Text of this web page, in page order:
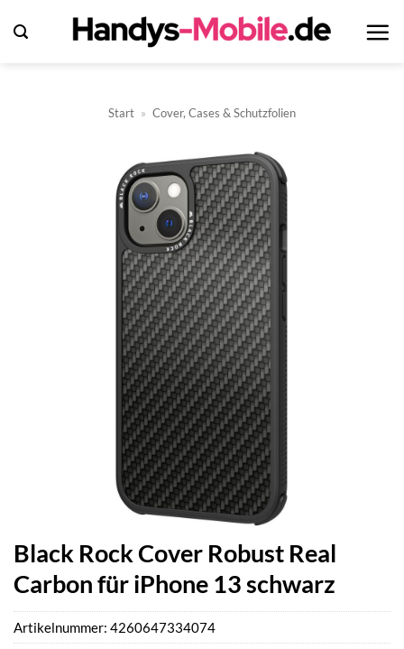
Inhalt
Start » Cover, Cases & Schutzfolien
Black Rock Cover Robust Real
Carbon für iPhone 13 schwarz
Artikelnummer: 4260647334074